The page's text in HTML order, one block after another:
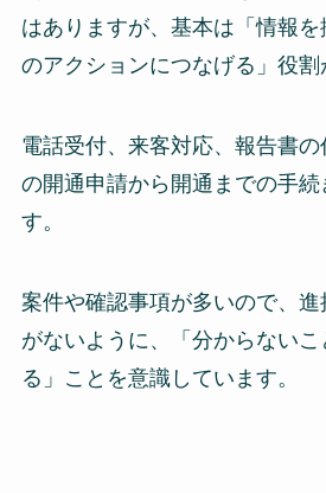
はありますが、基本は「情報
のアクションにつなげる」役割
電話受付、来客対応、報告書
の開通申請から開通までの手続
す。
案件や確認事項が多いので、
がないように、「分からない
る」ことを意識しています。